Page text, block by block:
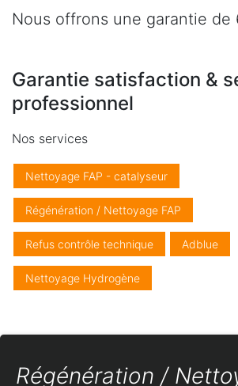
Nous offrons une garantie de
Garantie satisfaction &
professionnel
Nos services
Nettoyage FAP - catalyseur
Régénération / Nettoyage FAP
Refus contrôle technique Adblue
Nettoyage Hydrogène
Régénération /